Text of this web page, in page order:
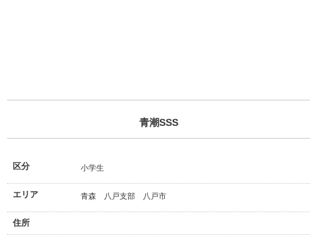
青潮SSS
区分 小学生
エリア 青森 八戸支部 八戸市
住所